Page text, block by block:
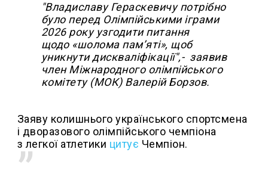
"Владиславу Гераскевичу потрібно
було перед Олімпійськими іграми
2026 року узгодити питання
щодо «шолома пам’яті», щоб
уникнути дискваліфікації",- заявив
член Міжнародного олімпійського
комітету (МОК) Валерій Борзов.
Заяву колишнього українського спортсмена
і дворазового олімпійського чемпіона
з легкої атлетики цитує Чемпіон.